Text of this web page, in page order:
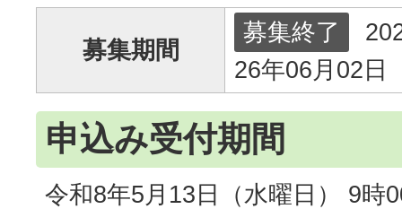
募集期間
募集終了
26年06月02日
申込み受付期間
令和8年5月13日（水曜日） 9時